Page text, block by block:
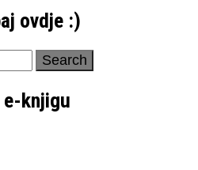
ovdje :)
e-knjigu